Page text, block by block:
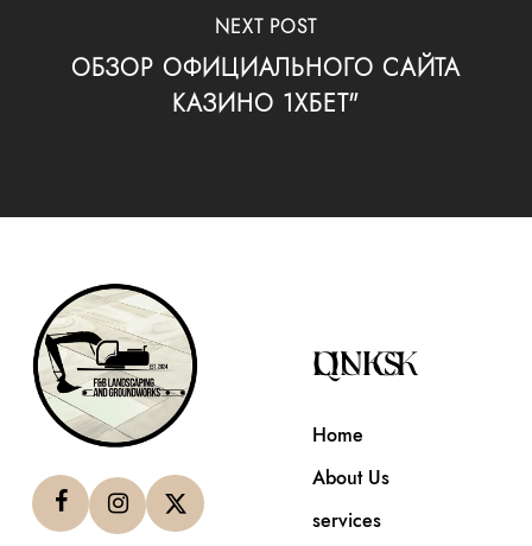
NEXT POST
ОБЗОР ОФИЦИАЛЬНОГО САЙТА
КАЗИНО 1ХБЕТ"
QUICK LINKS
Home
About Us
services